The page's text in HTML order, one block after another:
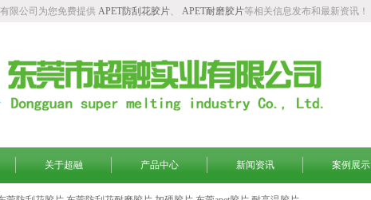
限公司为您免费提供 APET防刮花胶片、 APET耐磨胶片等相关信息发布和最新资讯！
关于超融 产品中心 新闻资讯 案例展示